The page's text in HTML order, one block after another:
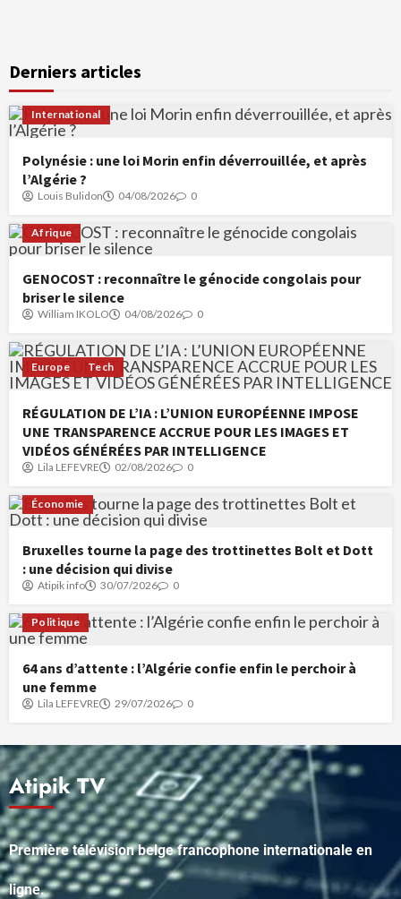
Derniers articles
International
Polynésie : une loi Morin enfin déverrouillée, et après
l’Algérie ?
Louis Bulidon 04/08/2026 0
Afrique
GENOCOST : reconnaître le génocide congolais pour
briser le silence
William IKOLO 04/08/2026 0
Europe Tech
RÉGULATION DE L’IA : L’UNION EUROPÉENNE IMPOSE
UNE TRANSPARENCE ACCRUE POUR LES IMAGES ET
VIDÉOS GÉNÉRÉES PAR INTELLIGENCE
Lila LEFEVRE 02/08/2026 0
Économie
Bruxelles tourne la page des trottinettes Bolt et Dott
: une décision qui divise
Atipik info 30/07/2026 0
Politique
64 ans d’attente : l’Algérie confie enfin le perchoir à
une femme
Lila LEFEVRE 29/07/2026 0
Atipik TV
Première télévision belge francophone internationale en
ligne.